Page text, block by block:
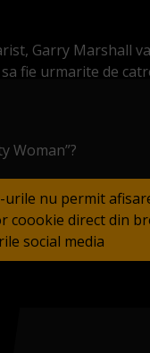
Garry Marshall
fie urmarite de
Woman”?
nu permit
coookie direct din
social media